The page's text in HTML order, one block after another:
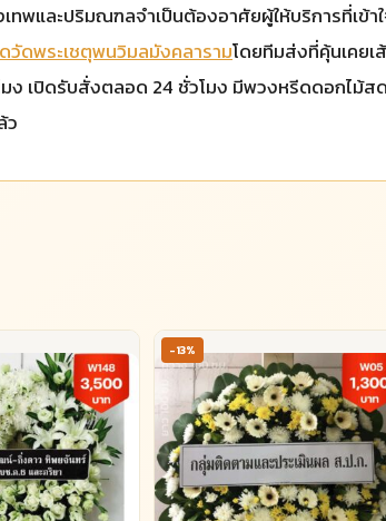
พและปริมณฑลจำเป็นต้องอาศัยผู้ให้บริการที่เข้า
ดพระเชตุพนวิมลมังคลารามโดยทีมส่งที่คุ้นเคย
ง เปิดรับสั่งตลอด 24 ชั่วโมง มีพวงหรีดดอกไม้ส
ว
-13%